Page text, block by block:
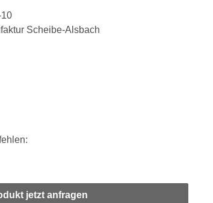
Scheibe-Alsbach
jetzt anfragen